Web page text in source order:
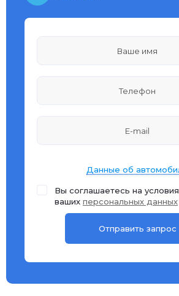
Данные об
Вы соглашаетесь на
ваших персональных данных